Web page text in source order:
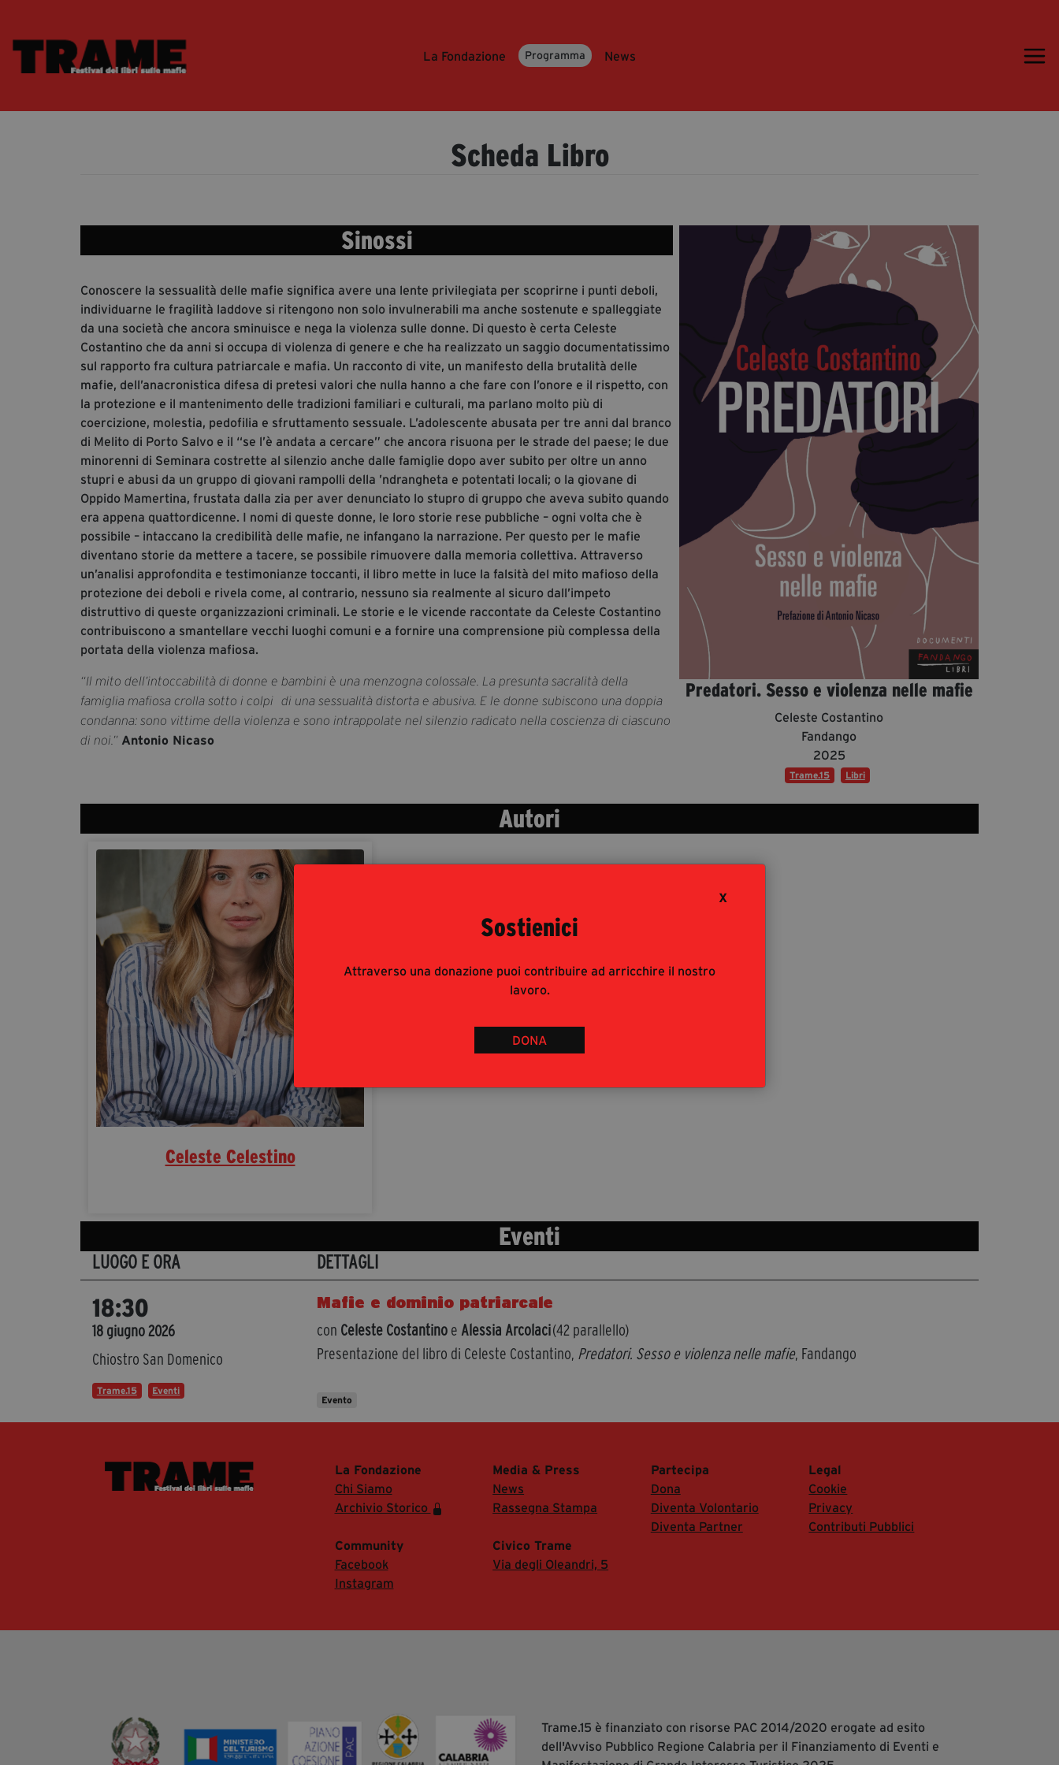
X
Sostienici
Attraverso una donazione puoi contribuire ad arricchire il nostro
lavoro.
DONA
La Fondazione Programma News
Ospiti
News & Kit
Accrediti Stampa
Cartella Stampa
Rassegna Stampa
Partecipa
Diventa Partner
Dona
Fondazione Trame
Chi Siamo
Civico Trame
#Trameascuola
Visioni Civiche
Mostra 3D - Visioni Civiche
Il Diritto di Essere
Archivio Storico
Contatti
segreteria@tramefestival.it
info@tramefestival.it
+39 346 954 4078
Scheda Libro
Sinossi
Conoscere la sessualità delle mafie significa avere una lente privilegiata per scoprirne i punti deboli,
individuarne le fragilità laddove si ritengono non solo invulnerabili ma anche sostenute e spalleggiate
da una società che ancora sminuisce e nega la violenza sulle donne. Di questo è certa Celeste
Costantino che da anni si occupa di violenza di genere e che ha realizzato un saggio documentatissimo
sul rapporto fra cultura patriarcale e mafia. Un racconto di vite, un manifesto della brutalità delle
mafie, dell’anacronistica difesa di pretesi valori che nulla hanno a che fare con l’onore e il rispetto, con
la protezione e il mantenimento delle tradizioni familiari e culturali, ma parlano molto più di
coercizione, molestia, pedofilia e sfruttamento sessuale. L’adolescente abusata per tre anni dal branco
di Melito di Porto Salvo e il “se l’è andata a cercare” che ancora risuona per le strade del paese; le due
minorenni di Seminara costrette al silenzio anche dalle famiglie dopo aver subito per oltre un anno
stupri e abusi da un gruppo di giovani rampolli della ’ndrangheta e potentati locali; o la giovane di
Oppido Mamertina, frustata dalla zia per aver denunciato lo stupro di gruppo che aveva subito quando
era appena quattordicenne. I nomi di queste donne, le loro storie rese pubbliche – ogni volta che è
possibile – intaccano la credibilità delle mafie, ne infangano la narrazione. Per questo per le mafie
diventano storie da mettere a tacere, se possibile rimuovere dalla memoria collettiva. Attraverso
un’analisi approfondita e testimonianze toccanti, il libro mette in luce la falsità del mito mafioso della
protezione dei deboli e rivela come, al contrario, nessuno sia realmente al sicuro dall’impeto
distruttivo di queste organizzazioni criminali. Le storie e le vicende raccontate da Celeste Costantino
contribuiscono a smantellare vecchi luoghi comuni e a fornire una comprensione più complessa della
portata della violenza mafiosa.
“Il mito dell’intoccabilità di donne e bambini è una menzogna colossale. La presunta sacralità della
famiglia mafiosa crolla sotto i colpi di una sessualità distorta e abusiva. E le donne subiscono una doppia
condanna: sono vittime della violenza e sono intrappolate nel silenzio radicato nella coscienza di ciascuno
di noi.” Antonio Nicaso
Predatori. Sesso e violenza nelle mafie
Celeste Costantino
Fandango
2025
Trame.15 Libri
Autori
Celeste Celestino
Eventi
LUOGO E ORA DETTAGLI
18:30
18 giugno 2026
Chiostro San Domenico
Trame.15 Eventi
Mafie e dominio patriarcale
con Celeste Costantino e Alessia Arcolaci(42 parallello)
Presentazione del libro di Celeste Costantino, Predatori. Sesso e violenza nelle mafie, Fandango
Evento
La Fondazione
Chi Siamo
Archivio Storico
Media & Press
News
Rassegna Stampa
Partecipa
Dona
Diventa Volontario
Diventa Partner
Legal
Cookie
Privacy
Contributi Pubblici
Community
Facebook
Instagram
Civico Trame
Via degli Oleandri, 5
Trame.15 è finanziato con risorse PAC 2014/2020 erogate ad esito
dell'Avviso Pubblico Regione Calabria per il Finanziamento di Eventi e